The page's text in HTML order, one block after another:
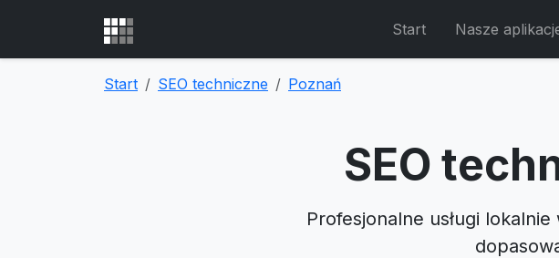
Start Nasze
Start SEO techniczne Poznań
SEO
Profesjonalne usługi